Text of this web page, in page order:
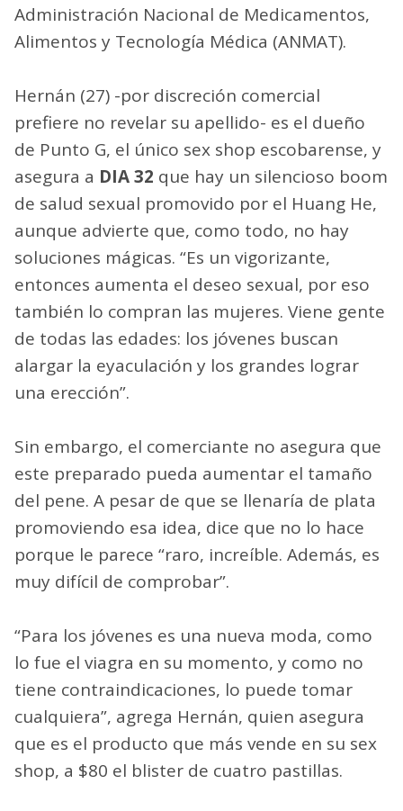
Administración Nacional de Medicamentos,
Alimentos y Tecnología Médica (ANMAT).
Hernán (27) -por discreción comercial
prefiere no revelar su apellido- es el dueño
de Punto G, el único sex shop escobarense, y
asegura a DIA 32 que hay un silencioso boom
de salud sexual promovido por el Huang He,
aunque advierte que, como todo, no hay
soluciones mágicas. “Es un vigorizante,
entonces aumenta el deseo sexual, por eso
también lo compran las mujeres. Viene gente
de todas las edades: los jóvenes buscan
alargar la eyaculación y los grandes lograr
una erección”.
Sin embargo, el comerciante no asegura que
este preparado pueda aumentar el tamaño
del pene. A pesar de que se llenaría de plata
promoviendo esa idea, dice que no lo hace
porque le parece “raro, increíble. Además, es
muy difícil de comprobar”.
“Para los jóvenes es una nueva moda, como
lo fue el viagra en su momento, y como no
tiene contraindicaciones, lo puede tomar
cualquiera”, agrega Hernán, quien asegura
que es el producto que más vende en su sex
shop, a $80 el blister de cuatro pastillas.